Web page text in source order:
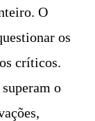
O
os
críticos.
o